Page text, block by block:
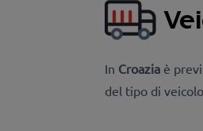
In Croazia è
del tipo di